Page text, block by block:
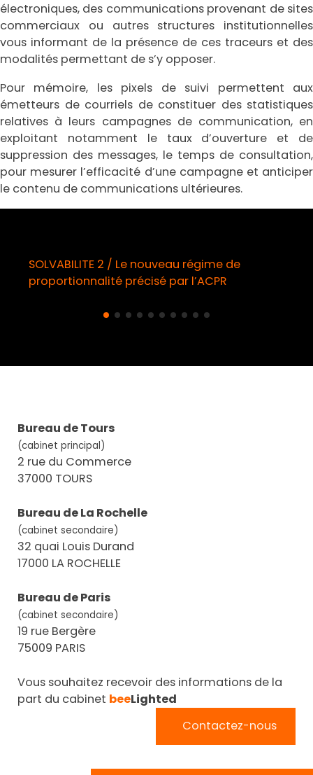
électroniques, des communications provenant de sites
commerciaux ou autres structures institutionnelles
vous informant de la présence de ces traceurs et des
modalités permettant de s’y opposer.
Pour mémoire, les pixels de suivi permettent aux
émetteurs de courriels de constituer des statistiques
relatives à leurs campagnes de communication, en
exploitant notamment le taux d’ouverture et de
suppression des messages, le temps de consultation,
pour mesurer l’efficacité d’une campagne et anticiper
le contenu de communications ultérieures.
régime de
par l’ACPR
Démarchage
obligatoire à compter
Bureau de Tours
(cabinet principal)
2 rue du Commerce
37000 TOURS
Bureau de La Rochelle
(cabinet secondaire)
32 quai Louis Durand
17000 LA ROCHELLE
Bureau de Paris
(cabinet secondaire)
19 rue Bergère
75009 PARIS
Vous souhaitez recevoir des informations de la
part du cabinet beeLighted
Contactez-nous